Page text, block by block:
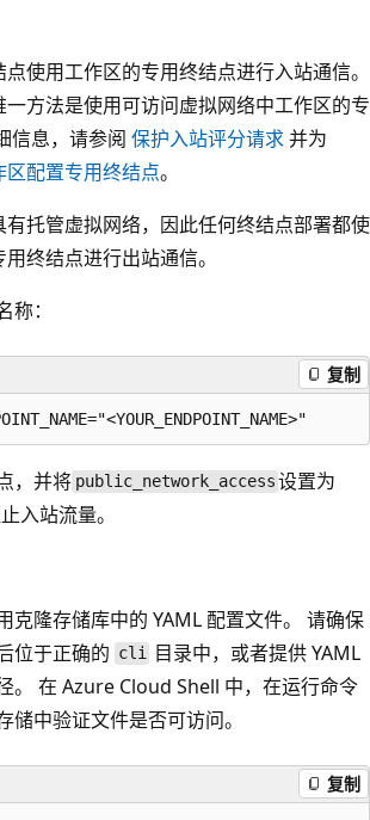
使用工作区的专用终结点进行入站通信。
方法是使用可访问虚拟网络中工作区的专
信息，请参阅 保护入站评分请求并为
配置专用终结点。
托管虚拟网络，因此任何终结点部署都使
终结点进行出站通信。
：
复制
，并将 public_network_access 设置为
入站流量。
克隆存储库中的 YAML 配置文件。 请确保
位于正确的 cli 目录中，或者提供 YAML
。 在 Azure Cloud Shell 中，在运行命令
储中验证文件是否可访问。
复制